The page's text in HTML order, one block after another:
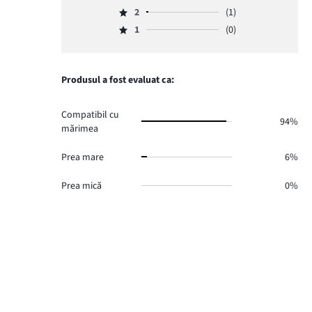
de
27.
numărul
de
3,
numărul
Evaluare
2,
voturi
1.
2
(1)
Evaluare
de
1 (0)
Produsul a fost evaluat ca:
Compatibil cu
mărimea
94%
Prea mare 6%
Prea mică 0%